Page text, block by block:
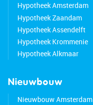
Hypotheek Amsterdam
Hypotheek Zaandam
Hypotheek Assendelft
Hypotheek Krommenie
Hypotheek Alkmaar
Nieuwbouw
Nieuwbouw Amsterdam